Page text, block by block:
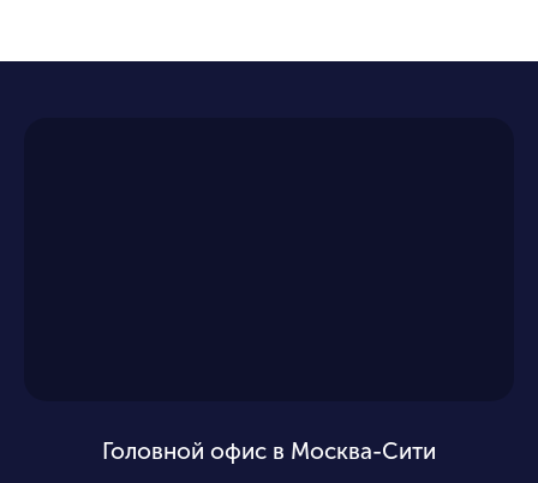
Головной офис в Москва-Сити